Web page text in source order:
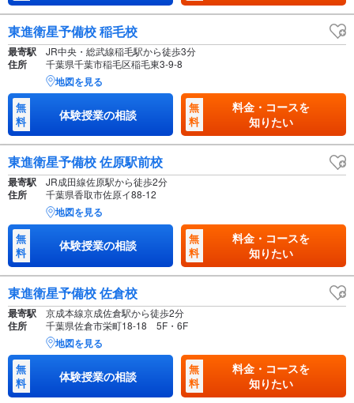
東進衛星予備校 稲毛校
最寄駅 JR中央・総武線稲毛駅から徒歩3分
住所 千葉県千葉市稲毛区稲毛東3-9-8
地図を見る
無
料
体験授業の相談
無
料
料金・コースを
知りたい
東進衛星予備校 佐原駅前校
最寄駅 JR成田線佐原駅から徒歩2分
住所 千葉県香取市佐原イ88-12
地図を見る
無
料
体験授業の相談
無
料
料金・コースを
知りたい
東進衛星予備校 佐倉校
最寄駅 京成本線京成佐倉駅から徒歩2分
住所 千葉県佐倉市栄町18-18 5F・6F
地図を見る
無
料
体験授業の相談
無
料
料金・コースを
知りたい